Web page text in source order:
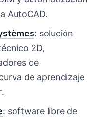
AutoCAD.
: solución
2D,
de
de aprendizaje
: software libre de